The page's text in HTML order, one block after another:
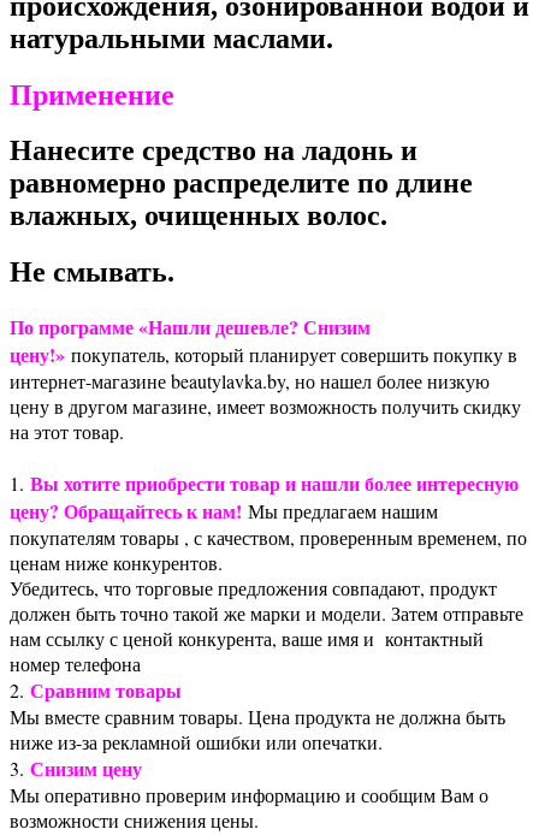
натуральными маслами.
Применение
Нанесите средство на ладонь и
равномерно распределите по длине
влажных, очищенных волос.
Не смывать.
По программе «Нашли дешевле? Снизим
цену!» покупатель, который планирует совершить покупку в
интернет-магазине beautylavka.by, но нашел более низкую
цену в другом магазине, имеет возможность получить скидку
на этот товар.
1. Вы хотите приобрести товар и нашли более интересную
цену? Обращайтесь к нам! Мы предлагаем нашим
покупателям товары , с качеством, проверенным временем, по
ценам ниже конкурентов.
Убедитесь, что торговые предложения совпадают, продукт
должен быть точно такой же марки и модели. Затем отправьте
нам ссылку с ценой конкурента, ваше имя и контактный
номер телефона
2. Сравним товары
Мы вместе сравним товары. Цена продукта не должна быть
ниже из-за рекламной ошибки или опечатки.
3. Снизим цену
Мы оперативно проверим информацию и сообщим Вам о
возможности снижения цены.